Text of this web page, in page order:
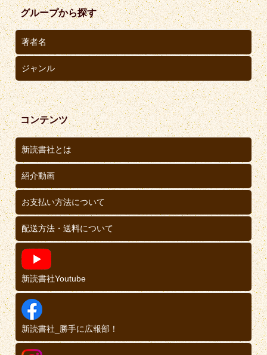
グループから探す
著者名
ジャンル
コンテンツ
新読書社とは
紹介動画
お支払い方法について
配送方法・送料について
新読書社Youtube
新読書社_勝手に広報部！